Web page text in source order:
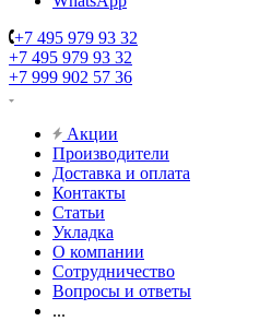
+7 495 979 93 32
+7 495 979 93 32
+7 999 902 57 36
Акции
Производители
Доставка и оплата
Контакты
Статьи
Укладка
О компании
Сотрудничество
Вопросы и ответы
...